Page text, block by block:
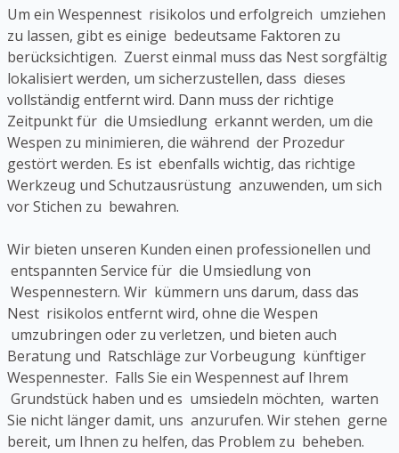
Um ein Wespennest risikolos und erfolgreich umziehen
zu lassen, gibt es einige bedeutsame Faktoren zu
berücksichtigen. Zuerst einmal muss das Nest sorgfältig
lokalisiert werden, um sicherzustellen, dass dieses
vollständig entfernt wird. Dann muss der richtige
Zeitpunkt für die Umsiedlung erkannt werden, um die
Wespen zu minimieren, die während der Prozedur
gestört werden. Es ist ebenfalls wichtig, das richtige
Werkzeug und Schutzausrüstung anzuwenden, um sich
vor Stichen zu bewahren.
Wir bieten unseren Kunden einen professionellen und
entspannten Service für die Umsiedlung von
Wespennestern. Wir kümmern uns darum, dass das
Nest risikolos entfernt wird, ohne die Wespen
umzubringen oder zu verletzen, und bieten auch
Beratung und Ratschläge zur Vorbeugung künftiger
Wespennester. Falls Sie ein Wespennest auf Ihrem
Grundstück haben und es umsiedeln möchten, warten
Sie nicht länger damit, uns anzurufen. Wir stehen gerne
bereit, um Ihnen zu helfen, das Problem zu beheben.